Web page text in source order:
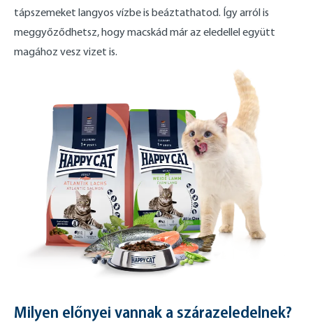
tápszemeket langyos vízbe is beáztathatod. Így arról is
meggyőződhetsz, hogy macskád már az eledellel együtt
magához vesz vizet is.
Milyen előnyei vannak a szárazeledelnek?